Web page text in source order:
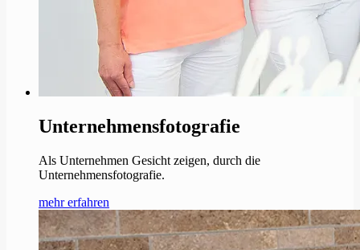
Unternehmensfotografie
Als Unternehmen Gesicht zeigen, durch die
Unternehmensfotografie.
mehr erfahren